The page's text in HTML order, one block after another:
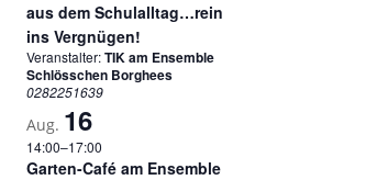
aus dem Schulalltag…rein
ins Vergnügen!
Veranstalter:TIK am Ensemble
Schlösschen Borghees
0282251639
Aug. 16
14:00–17:00
Garten-Café am Ensemble